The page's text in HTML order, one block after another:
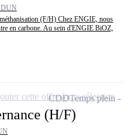
(F/H) Chez ENGIE, nous
en carbone. Au sein d'ENGIE BiOZ,
(H/F)
CDDTemps plein
cette offre à ma sélection